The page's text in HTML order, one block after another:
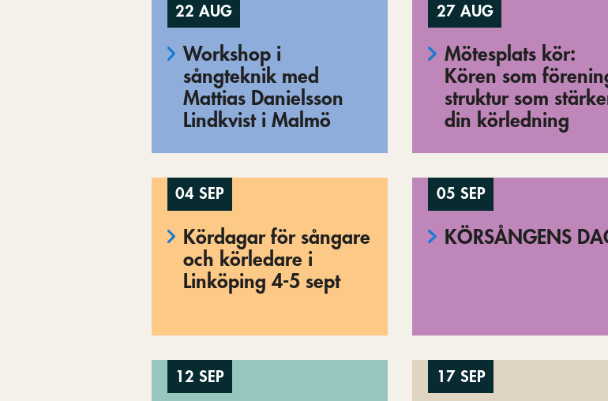
22 AUG
Workshop i
sångteknik med
Mattias Danielsson
Lindkvist i Malmö
27 AUG
Mötesplats kör:
Kören som
struktur som
din körledning
04 SEP
Kördagar för sångare
och körledare i
Linköping 4-5 sept
05 SEP
KÖRSÅNGENS
12 SEP 17 SEP